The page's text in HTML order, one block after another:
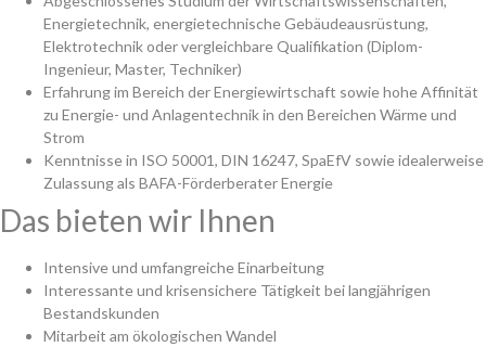
Energietechnik, energietechnische Gebäudeausrüstung,
Elektrotechnik oder vergleichbare Qualifikation (Diplom-
Ingenieur, Master, Techniker)
Erfahrung im Bereich der Energiewirtschaft sowie hohe Affinität
zu Energie- und Anlagentechnik in den Bereichen Wärme und
Strom
Kenntnisse in ISO 50001, DIN 16247, SpaEfV sowie idealerweise
Zulassung als BAFA-Förderberater Energie
Das bieten wir Ihnen
Intensive und umfangreiche Einarbeitung
Interessante und krisensichere Tätigkeit bei langjährigen
Bestandskunden
Mitarbeit am ökologischen Wandel